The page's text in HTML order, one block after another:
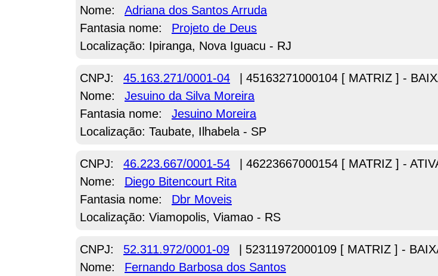
Nome:
Adriana dos Santos Arruda
Fantasia nome:
Projeto de Deus
Localização: Ipiranga, Nova Iguacu - RJ
CNPJ: 45.163.271/0001-04
| 45163271000104 [ MATRIZ ] -
Nome:
Jesuino da Silva Moreira
Fantasia nome:
Jesuino Moreira
Localização: Taubate, Ilhabela - SP
CNPJ: 46.223.667/0001-54
| 46223667000154 [ MATRIZ ] -
Nome:
Diego Bitencourt Rita
Fantasia nome:
Dbr Moveis
Localização: Viamopolis, Viamao - RS
CNPJ: 52.311.972/0001-09
| 52311972000109 [ MATRIZ ] -
Nome:
Fernando Barbosa dos Santos